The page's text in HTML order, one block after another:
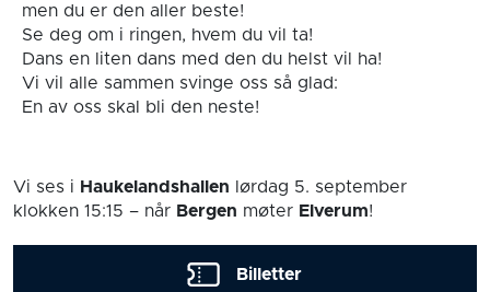
men du er den aller beste!
Se deg om i ringen, hvem du vil ta!
Dans en liten dans med den du helst vil ha!
Vi vil alle sammen svinge oss så glad:
En av oss skal bli den neste!
Vi ses i Haukelandshallen lørdag 5. september
klokken 15:15 – når Bergen møter Elverum!
Billetter